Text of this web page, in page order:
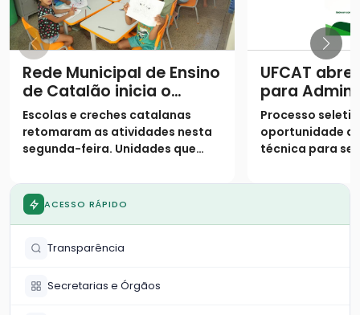
Rede Municipal de Ensino
de Catalão inicia o
segundo semestre com
9,4 mil alunos de volta
às salas de aula
Escolas e creches catalanas
retomaram as atividades nesta
segunda-feira. Unidades que
voltam ao atendimento regular,
enquanto a rede municipal
reforça o suporte em tempo
diárias
UFCAT
para
Pública
para
em Catalão
Processo
oportunidade
técnica para
contratados;
ACESSO RÁPIDO
Transparência
Secretarias e Órgãos